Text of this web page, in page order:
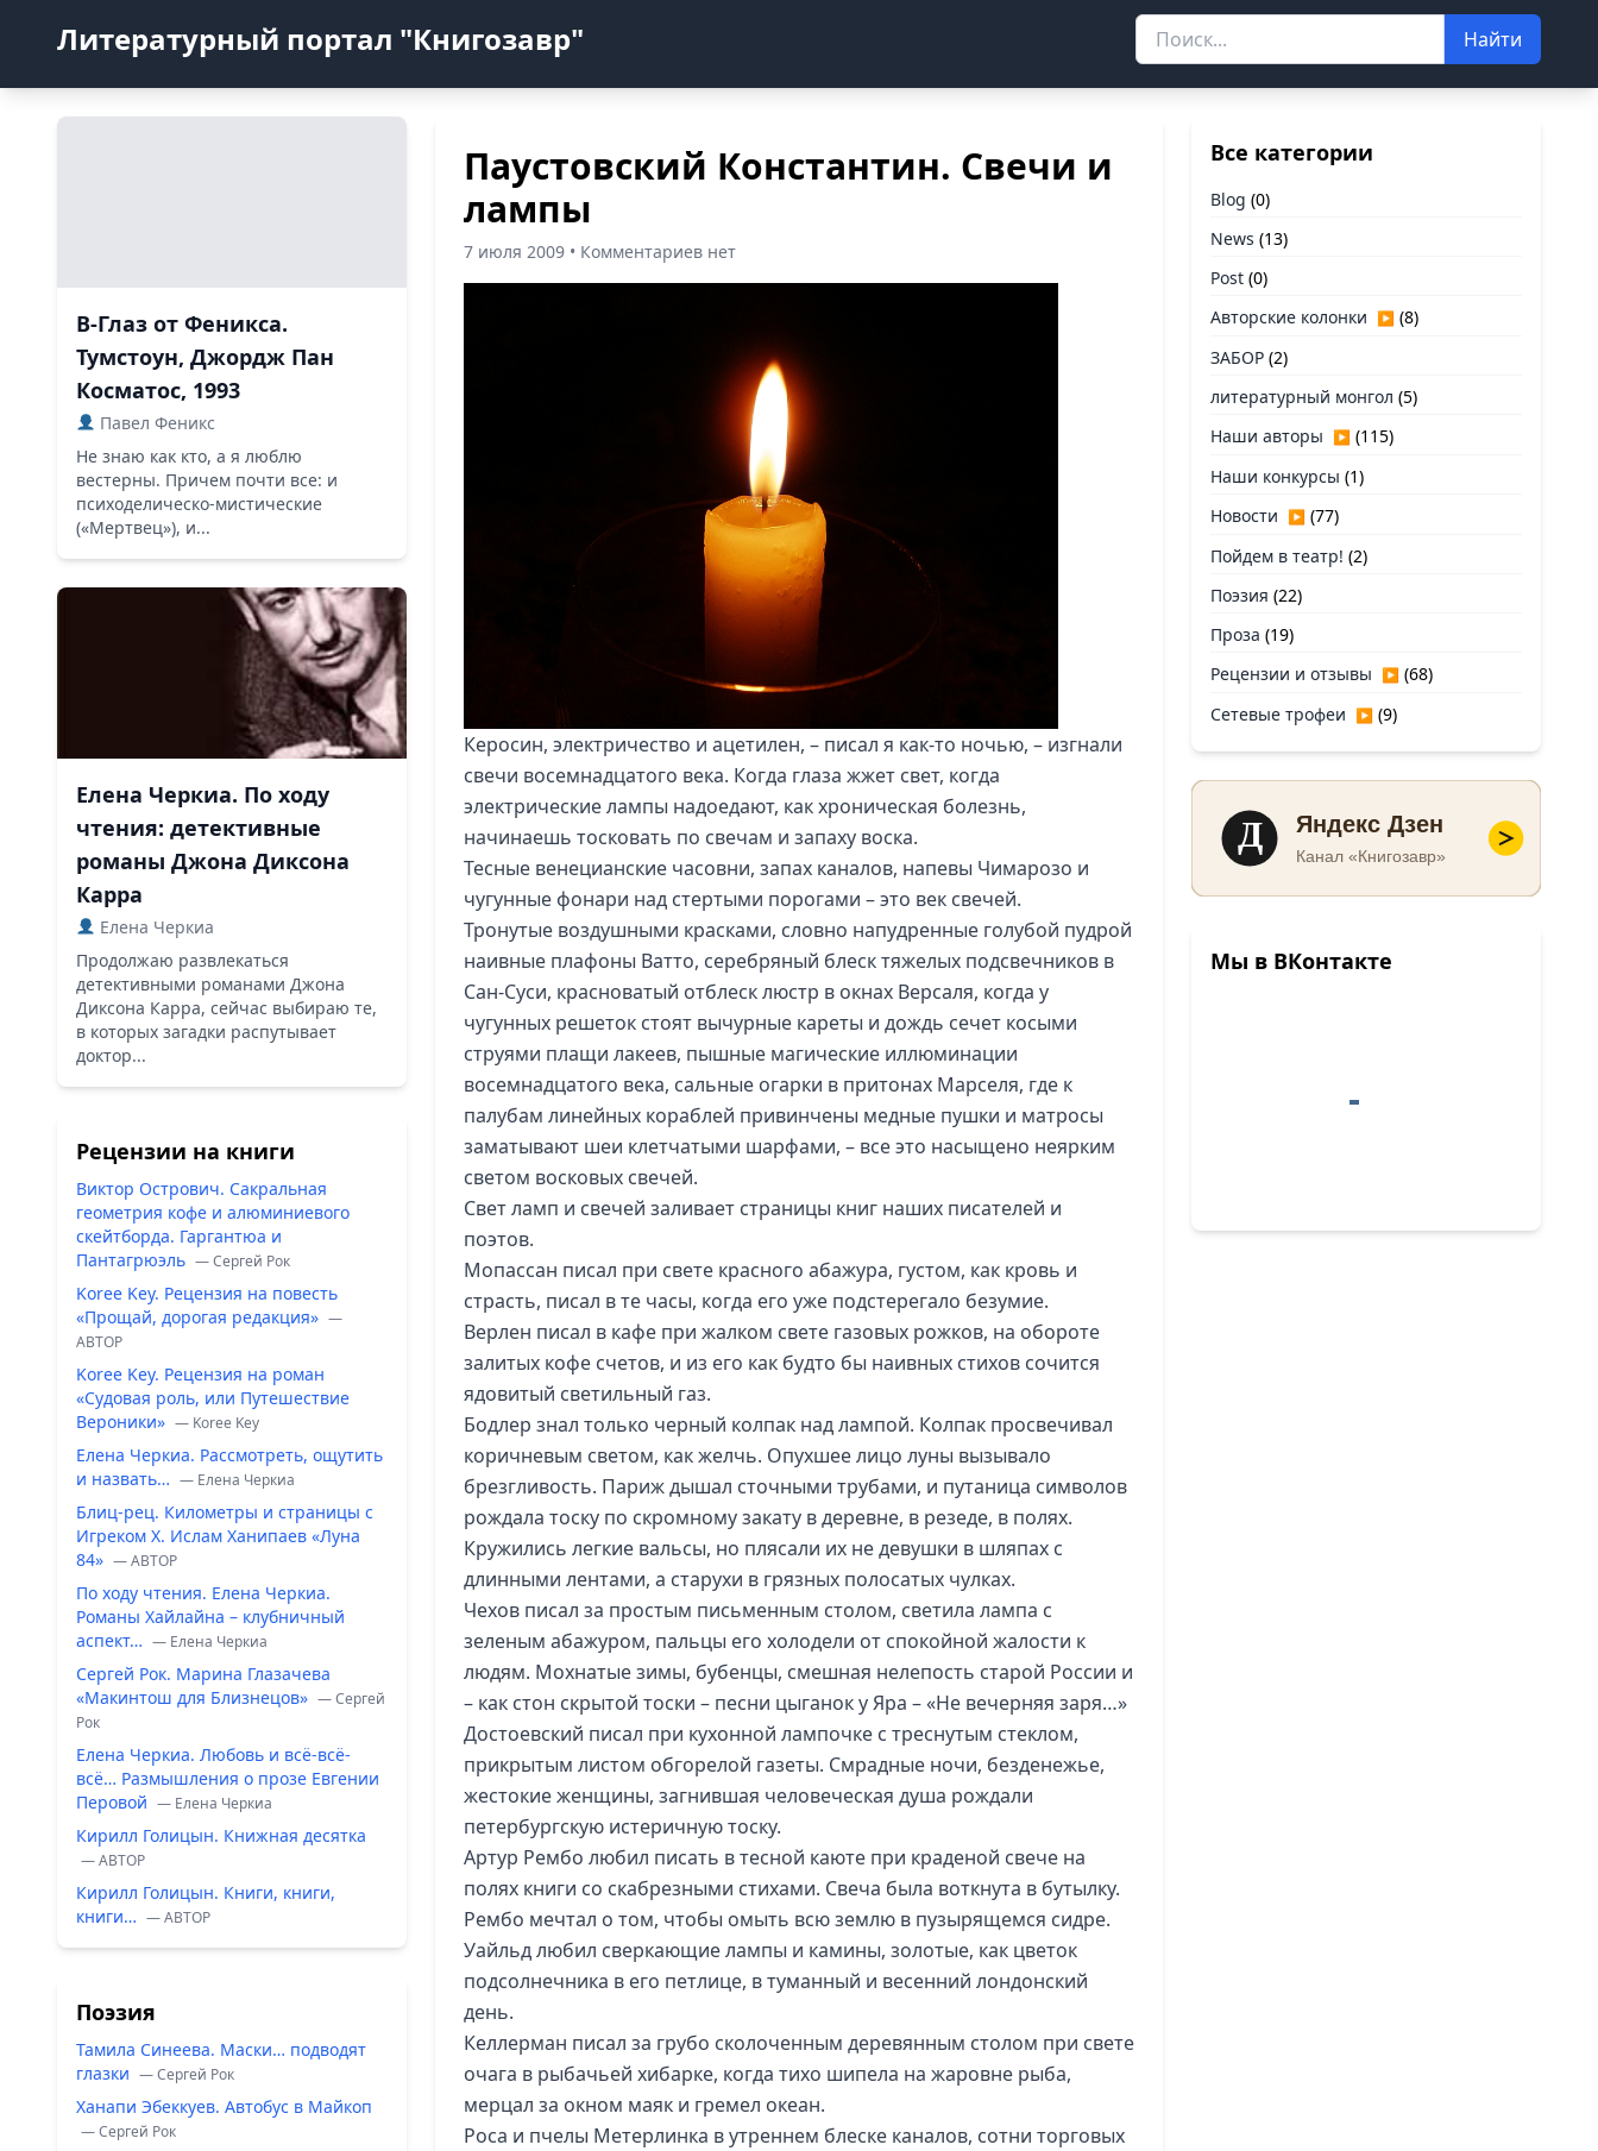
Литературный портал "Книгозавр" Найти
В-Глаз от Феникса.
Тумстоун, Джордж Пан
Косматос, 1993
Павел Феникс
Не знаю как кто, а я люблю
вестерны. Причем почти все: и
психоделическо-мистические
(«Мертвец»), и...
Елена Черкиа. По ходу
чтения: детективные
романы Джона Диксона
Карра
Елена Черкиа
Продолжаю развлекаться
детективными романами Джона
Диксона Карра, сейчас выбираю те,
в которых загадки распутывает
доктор...
Рецензии на книги
Виктор Острович. Сакральная
геометрия кофе и алюминиевого
скейтборда. Гаргантюа и
Пантагрюэль — Сергей Рок
Koree Key. Рецензия на повесть
«Прощай, дорогая редакция» —
ABTOP
Koree Key. Рецензия на роман
«Судовая роль, или Путешествие
Вероники» — Koree Key
Елена Черкиа. Рассмотреть, ощутить
и назвать… — Елена Черкиа
Блиц-рец. Километры и страницы с
Игреком Х. Ислам Ханипаев «Луна
84» — ABTOP
По ходу чтения. Елена Черкиа.
Романы Хайлайна – клубничный
аспект… — Елена Черкиа
Сергей Рок. Марина Глазачева
«Макинтош для Близнецов» — Сергей
Рок
Елена Черкиа. Любовь и всё-всё-
всё… Размышления о прозе Евгении
Перовой — Елена Черкиа
Кирилл Голицын. Книжная десятка
— ABTOP
Кирилл Голицын. Книги, книги,
книги… — ABTOP
Поэзия
Тамила Синеева. Маски… подводят
глазки — Сергей Рок
Ханапи Эбеккуев. Автобус в Майкоп
— Сергей Рок
Паустовский Константин. Свечи и
лампы
7 июля 2009 • Комментариев нет
Керосин, электричество и ацетилен, – писал я как-то ночью, – изгнали
свечи восемнадцатого века. Когда глаза жжет свет, когда
электрические лампы надоедают, как хроническая болезнь,
начинаешь тосковать по свечам и запаху воска.
Тесные венецианские часовни, запах каналов, напевы Чимарозо и
чугунные фонари над стертыми порогами – это век свечей.
Тронутые воздушными красками, словно напудренные голубой пудрой
наивные плафоны Ватто, серебряный блеск тяжелых подсвечников в
Сан-Суси, красноватый отблеск люстр в окнах Версаля, когда у
чугунных решеток стоят вычурные кареты и дождь сечет косыми
струями плащи лакеев, пышные магические иллюминации
восемнадцатого века, сальные огарки в притонах Марселя, где к
палубам линейных кораблей привинчены медные пушки и матросы
заматывают шеи клетчатыми шарфами, – все это насыщено неярким
светом восковых свечей.
Свет ламп и свечей заливает страницы книг наших писателей и
поэтов.
Мопассан писал при свете красного абажура, густом, как кровь и
страсть, писал в те часы, когда его уже подстерегало безумие.
Верлен писал в кафе при жалком свете газовых рожков, на обороте
залитых кофе счетов, и из его как будто бы наивных стихов сочится
ядовитый светильный газ.
Бодлер знал только черный колпак над лампой. Колпак просвечивал
коричневым светом, как желчь. Опухшее лицо луны вызывало
брезгливость. Париж дышал сточными трубами, и путаница символов
рождала тоску по скромному закату в деревне, в резеде, в полях.
Кружились легкие вальсы, но плясали их не девушки в шляпах с
длинными лентами, а старухи в грязных полосатых чулках.
Чехов писал за простым письменным столом, светила лампа с
зеленым абажуром, пальцы его холодели от спокойной жалости к
людям. Мохнатые зимы, бубенцы, смешная нелепость старой России и
– как стон скрытой тоски – песни цыганок у Яра – «Не вечерняя заря…»
Достоевский писал при кухонной лампочке с треснутым стеклом,
прикрытым листом обгорелой газеты. Смрадные ночи, безденежье,
жестокие женщины, загнившая человеческая душа рождали
петербургскую истеричную тоску.
Артур Рембо любил писать в тесной каюте при краденой свече на
полях книги со скабрезными стихами. Свеча была воткнута в бутылку.
Рембо мечтал о том, чтобы омыть всю землю в пузырящемся сидре.
Уайльд любил сверкающие лампы и камины, золотые, как цветок
подсолнечника в его петлице, в туманный и весенний лондонский
день.
Келлерман писал за грубо сколоченным деревянным столом при свете
очага в рыбачьей хибарке, когда тихо шипела на жаровне рыба,
мерцал за окном маяк и гремел океан.
Роса и пчелы Метерлинка в утреннем блеске каналов, сотни торговых
Все категории
Blog (0)
News (13)
Post (0)
Авторские колонки ▶ (8)
ЗАБОР (2)
литературный монгол (5)
Наши авторы ▶ (115)
Наши конкурсы (1)
Новости ▶ (77)
Пойдем в театр! (2)
Поэзия (22)
Проза (19)
Рецензии и отзывы ▶ (68)
Сетевые трофеи ▶ (9)
Д Яндекс Дзен
Канал «Книгозавр»
Мы в ВКонтакте